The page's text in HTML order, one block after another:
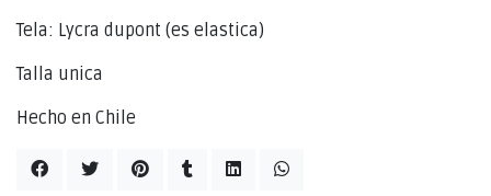
Tela: Lycra dupont (es elastica)
Talla unica
Hecho en Chile